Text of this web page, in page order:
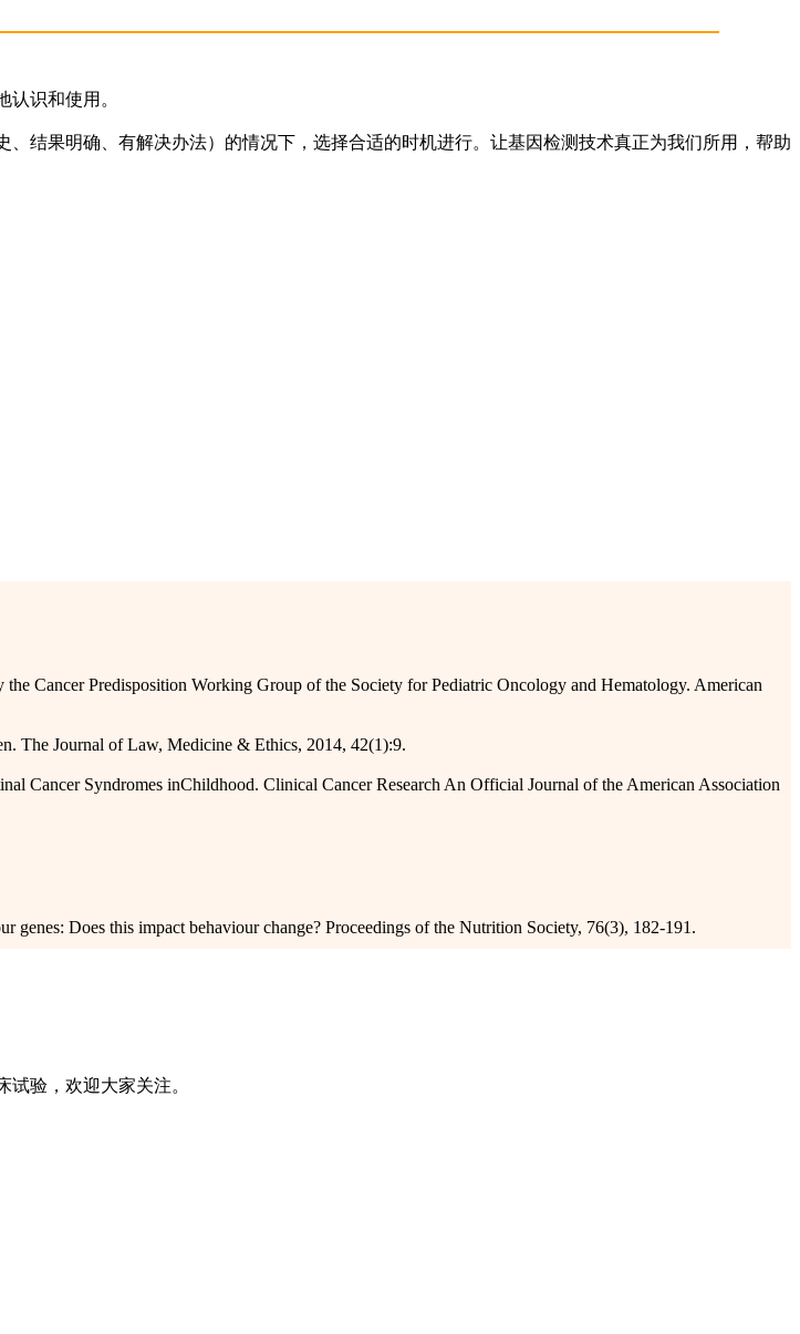
识和使用。
果明确、有解决办法）的情况下，选择合适的时机进行。让基因检测技术真正为我们所用，帮助
Cancer Predisposition Working Group of the Society for Pediatric Oncology and Hematology. American
Journal of Law, Medicine & Ethics, 2014, 42(1):9.
Cancer Syndromes inChildhood. Clinical Cancer Research An Official Journal of the American Association
Does this impact behaviour change? Proceedings of the Nutrition Society, 76(3), 182-191.
验，欢迎大家关注。